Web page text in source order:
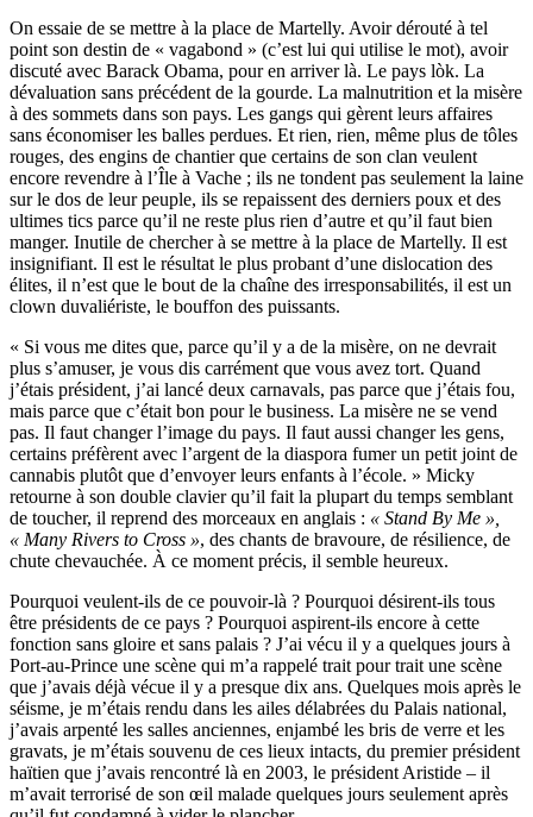
On essaie de se mettre à la place de Martelly. Avoir dérouté à tel
point son destin de « vagabond » (c’est lui qui utilise le mot), avoir
discuté avec Barack Obama, pour en arriver là. Le pays lòk. La
dévaluation sans précédent de la gourde. La malnutrition et la misère
à des sommets dans son pays. Les gangs qui gèrent leurs affaires
sans économiser les balles perdues. Et rien, rien, même plus de tôles
rouges, des engins de chantier que certains de son clan veulent
encore revendre à l’Île à Vache ; ils ne tondent pas seulement la laine
sur le dos de leur peuple, ils se repaissent des derniers poux et des
ultimes tics parce qu’il ne reste plus rien d’autre et qu’il faut bien
manger. Inutile de chercher à se mettre à la place de Martelly. Il est
insignifiant. Il est le résultat le plus probant d’une dislocation des
élites, il n’est que le bout de la chaîne des irresponsabilités, il est un
clown duvaliériste, le bouffon des puissants.
« Si vous me dites que, parce qu’il y a de la misère, on ne devrait
plus s’amuser, je vous dis carrément que vous avez tort. Quand
j’étais président, j’ai lancé deux carnavals, pas parce que j’étais fou,
mais parce que c’était bon pour le business. La misère ne se vend
pas. Il faut changer l’image du pays. Il faut aussi changer les gens,
certains préfèrent avec l’argent de la diaspora fumer un petit joint de
cannabis plutôt que d’envoyer leurs enfants à l’école. » Micky
retourne à son double clavier qu’il fait la plupart du temps semblant
de toucher, il reprend des morceaux en anglais : « Stand By Me »,
« Many Rivers to Cross », des chants de bravoure, de résilience, de
chute chevauchée. À ce moment précis, il semble heureux.
Pourquoi veulent-ils de ce pouvoir-là ? Pourquoi désirent-ils tous
être présidents de ce pays ? Pourquoi aspirent-ils encore à cette
fonction sans gloire et sans palais ? J’ai vécu il y a quelques jours à
Port-au-Prince une scène qui m’a rappelé trait pour trait une scène
que j’avais déjà vécue il y a presque dix ans. Quelques mois après le
séisme, je m’étais rendu dans les ailes délabrées du Palais national,
j’avais arpenté les salles anciennes, enjambé les bris de verre et les
gravats, je m’étais souvenu de ces lieux intacts, du premier président
haïtien que j’avais rencontré là en 2003, le président Aristide – il
m’avait terrorisé de son œil malade quelques jours seulement après